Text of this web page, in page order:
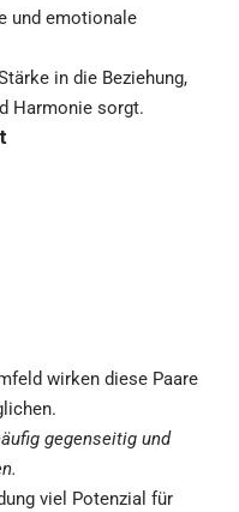
und emotionale
in die Beziehung,
Harmonie sorgt.
wirken diese Paare
gegenseitig und
viel Potenzial für